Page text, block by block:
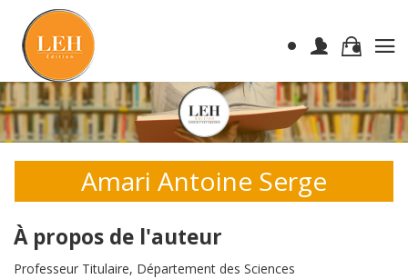
Amari Antoine Serge
À propos de l'auteur
Professeur Titulaire, Département des Sciences